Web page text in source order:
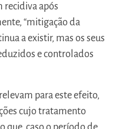
recidiva após
“mitigação da
a existir, mas os seus
e controlados
para este efeito,
cujo tratamento